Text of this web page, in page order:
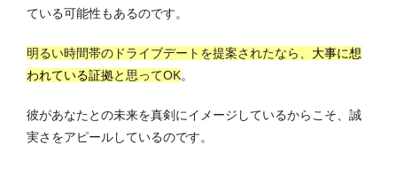
ている可能性もあるのです。
明るい時間帯のドライブデートを提案されたなら、 大事に想
われている証拠と思ってOK。
彼があなたとの未来を真剣にイメージしているからこそ、誠
実さをアピールしているのです。